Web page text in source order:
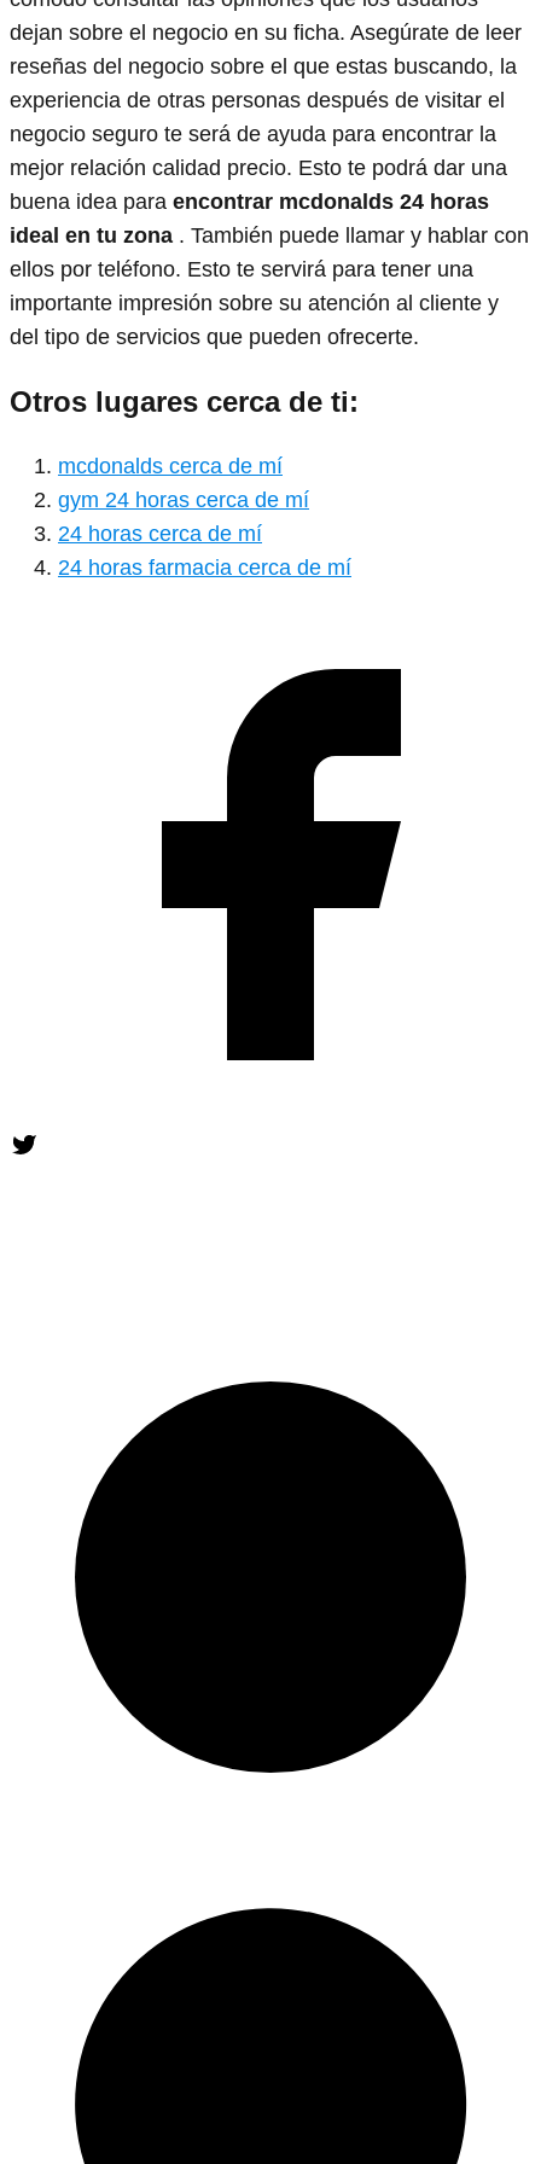
dejan sobre el negocio en su ficha. Asegúrate de leer
reseñas del negocio sobre el que estas buscando, la
experiencia de otras personas después de visitar el
negocio seguro te será de ayuda para encontrar la
mejor relación calidad precio. Esto te podrá dar una
buena idea para encontrar mcdonalds 24 horas
ideal en tu zona . También puede llamar y hablar con
ellos por teléfono. Esto te servirá para tener una
importante impresión sobre su atención al cliente y
del tipo de servicios que pueden ofrecerte.
Otros lugares cerca de ti:
mcdonalds cerca de mí
gym 24 horas cerca de mí
24 horas cerca de mí
24 horas farmacia cerca de mí